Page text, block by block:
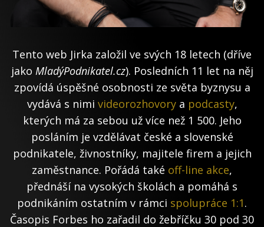
Tento web Jirka založil ve svých 18 letech (dříve
jako MladýPodnikatel.cz). Posledních 11 let na něj
zpovídá úspěšné osobnosti ze světa byznysu a
vydává s nimi videorozhovorya podcasty,
kterých má za sebou už více než 1 500. Jeho
posláním je vzdělávat české a slovenské
podnikatele, živnostníky, majitele firem a jejich
zaměstnance. Pořádá také off-line akce,
přednáší na vysokých školách a pomáhá s
podnikáním ostatním v rámci spolupráce 1:1.
Časopis Forbes ho zařadil do žebříčku 30 pod 30